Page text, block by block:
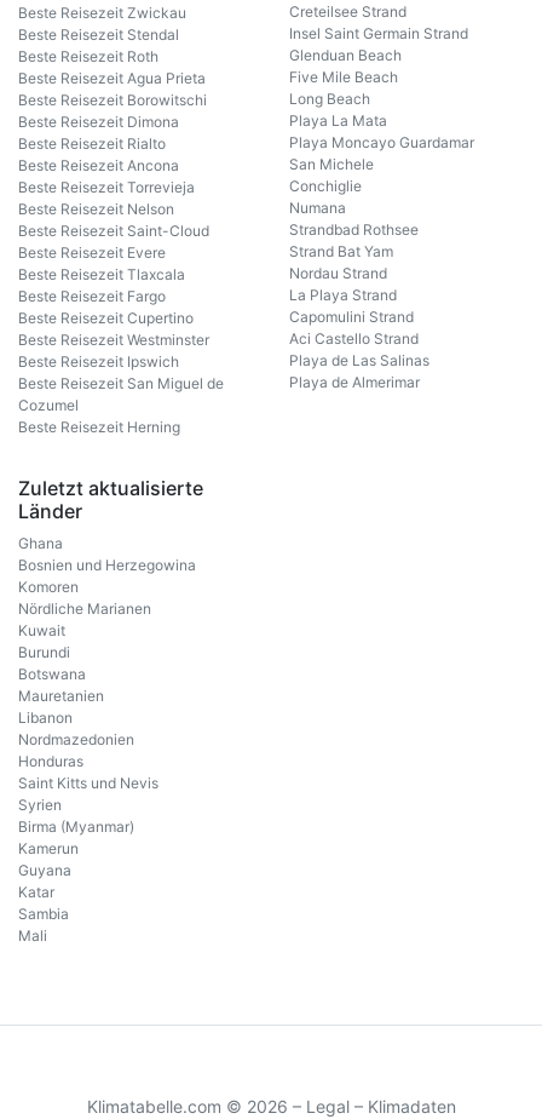
Beste Reisezeit Zwickau
Beste Reisezeit Stendal
Beste Reisezeit Roth
Beste Reisezeit Agua Prieta
Beste Reisezeit Borowitschi
Beste Reisezeit Dimona
Beste Reisezeit Rialto
Beste Reisezeit Ancona
Beste Reisezeit Torrevieja
Beste Reisezeit Nelson
Beste Reisezeit Saint-Cloud
Beste Reisezeit Evere
Beste Reisezeit Tlaxcala
Beste Reisezeit Fargo
Beste Reisezeit Cupertino
Beste Reisezeit Westminster
Beste Reisezeit Ipswich
Beste Reisezeit San Miguel de
Cozumel
Beste Reisezeit Herning
Creteilsee Strand
Insel Saint Germain Strand
Glenduan Beach
Five Mile Beach
Long Beach
Playa La Mata
Playa Moncayo Guardamar
San Michele
Conchiglie
Numana
Strandbad Rothsee
Strand Bat Yam
Nordau Strand
La Playa Strand
Capomulini Strand
Aci Castello Strand
Playa de Las Salinas
Playa de Almerimar
Zuletzt aktualisierte
Länder
Ghana
Bosnien und Herzegowina
Komoren
Nördliche Marianen
Kuwait
Burundi
Botswana
Mauretanien
Libanon
Nordmazedonien
Honduras
Saint Kitts und Nevis
Syrien
Birma (Myanmar)
Kamerun
Guyana
Katar
Sambia
Mali
Klimatabelle.com © 2026 – Legal– Klimadaten